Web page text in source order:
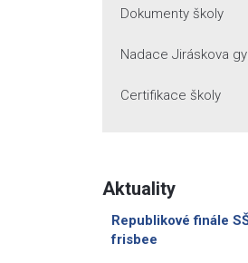
Dokumenty školy
Nadace Jiráskova
Certifikace školy
Aktuality
Republikové finále
frisbee